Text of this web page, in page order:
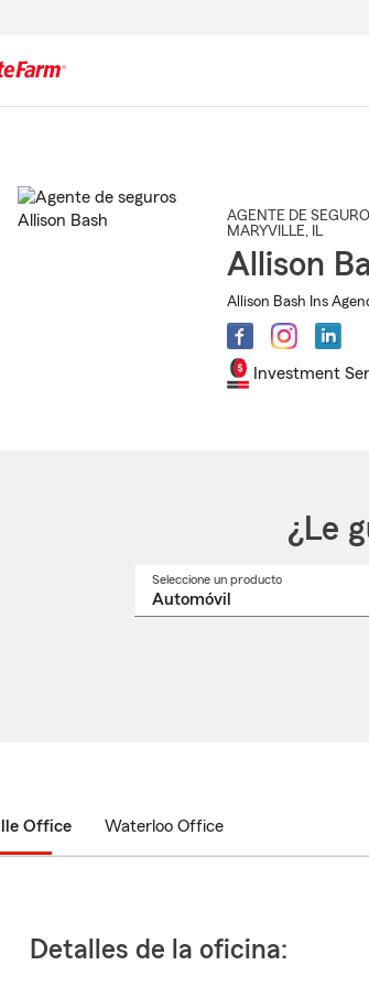
AGENTE DE
MARYVILLE, IL
Allison
Allison Bash Ins
Investment
¿Le
Seleccione un productoSeleccione
Office Waterloo Office
Detalles de la oficina: